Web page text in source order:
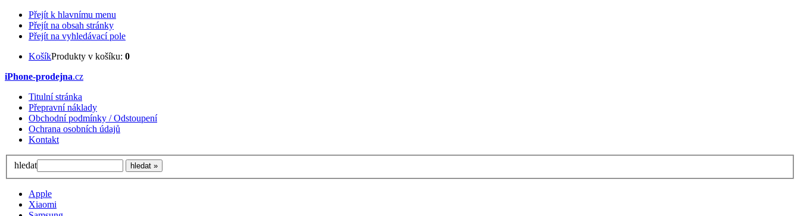
Přejít k hlavnímu menu
Přejít na obsah stránky
Přejít na vyhledávací pole
KošíkProdukty v košíku: 0
iPhone-prodejna.cz
Titulní stránka
Přepravní náklady
Obchodní podmínky / Odstoupení
Ochrana osobních údajů
Kontakt
hledat
Apple
Xiaomi